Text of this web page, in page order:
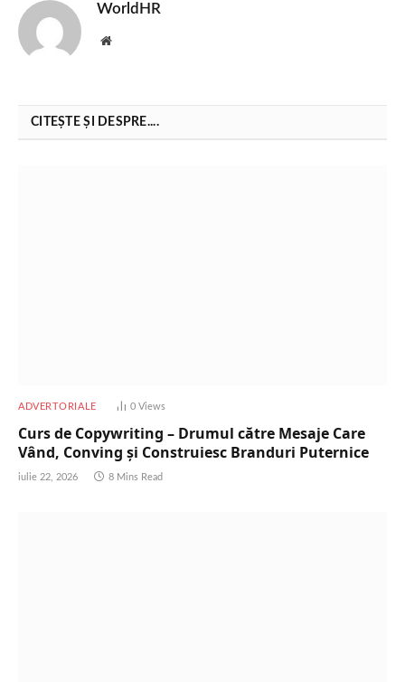
WorldHR
Website
CITEȘTE ȘI DESPRE....
ADVERTORIALE 0 Views
Curs de Copywriting – Drumul către Mesaje Care
Vând, Conving și Construiesc Branduri Puternice
iulie 22, 2026 8 Mins Read